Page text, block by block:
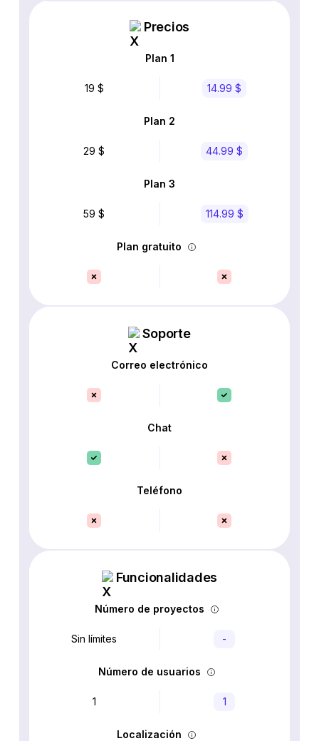
Precios
Plan 1
19 $ 14.99 $
Plan 2
29 $ 44.99 $
Plan 3
59 $ 114.99 $
Plan gratuito
Soporte
Correo electrónico
Chat
Teléfono
Funcionalidades
Número de proyectos
Sin límites -
Número de usuarios
1 1
Localización